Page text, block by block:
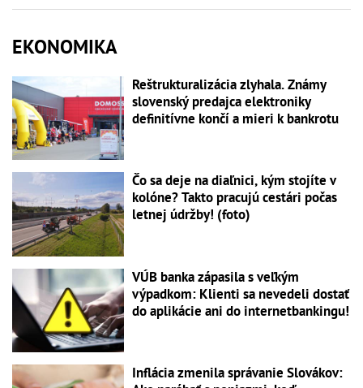
EKONOMIKA
Reštrukturalizácia zlyhala. Známy
slovenský predajca elektroniky
definitívne končí a mieri k bankrotu
Čo sa deje na diaľnici, kým stojíte v
kolóne? Takto pracujú cestári počas
letnej údržby! (foto)
VÚB banka zápasila s veľkým
výpadkom: Klienti sa nevedeli dostať
do aplikácie ani do internetbankingu!
Inflácia zmenila správanie Slovákov: